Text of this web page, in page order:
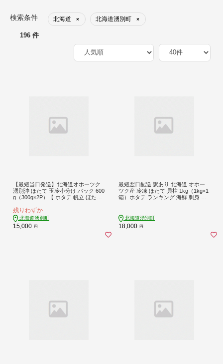
検索条件 北海道 × 北海道湧別町 ×
196 件
【最短当日発送】北海道オホーツク
湧別沖 ほたて 玉冷小分け パック 600
g（300g×2P）【 ホタテ 帆立 ほたて
介 魚介類 冷凍 北海道 湧別町 】
残りわずか
北海道湧別町
15,000 円
最短翌日配送 訳あり 北海道 オホー
ツク産 冷凍 ほたて 貝柱 1kg（1kg×1
箱）ホタテ ランキング 海鮮 刺身 冷
北海道湧別町
18,000 円